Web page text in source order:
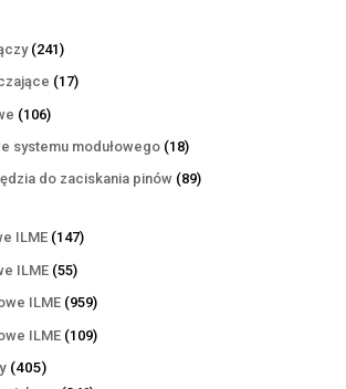
241241
produktów
1717
106106
produktów
systemu modułowego 1818
produktów
do zaciskania pinów 8989
ILME 147147
ILME 5555
produktów
ILME 959959
produktów
ILME 109109
405405